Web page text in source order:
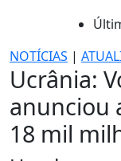
NOTÍCIAS |
Ucrânia:
anunciou
18 mil